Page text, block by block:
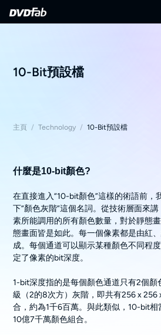
10-Bit預設檔
主頁 / Technology / 10-Bit預設檔
什麼是10-bit顏色?
在直接進入“10-bit顏色”這樣的術語前，
下“顏色灰階”這個名詞。從技術層面來
素所能調用的所有顏色數量，對於靜態
態畫面皆是如此。每一個像素都是由紅
成。每個通道可以顯示某種顏色不同程
定了像素的bit深度。
1-bit深度指的是每個顏色通道只有2個
級（2的8次方）灰階，即共有256 x 256
合，約為1千6百萬。與此類似，10-bit
10億7千萬顏色組合。